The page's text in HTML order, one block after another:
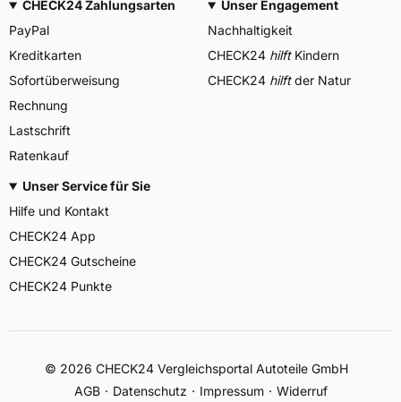
CHECK24 Zahlungsarten
PayPal
Kreditkarten
Sofortüberweisung
Rechnung
Lastschrift
Ratenkauf
Unser Engagement
Nachhaltigkeit
CHECK24 hilftKindern
CHECK24 hilftder Natur
Unser Service für Sie
Hilfe und Kontakt
CHECK24 App
CHECK24 Gutscheine
CHECK24 Punkte
© 2026 CHECK24 Vergleichsportal Autoteile GmbH
AGB
Datenschutz Impressum Widerruf